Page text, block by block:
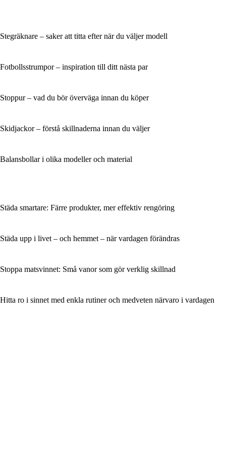
Stegräknare – saker att titta efter när du väljer modell
Fotbollsstrumpor – inspiration till ditt nästa par
Stoppur – vad du bör överväga innan du köper
Skidjackor – förstå skillnaderna innan du väljer
Balansbollar i olika modeller och material
Städa smartare: Färre produkter, mer effektiv rengöring
Städa upp i livet – och hemmet – när vardagen förändras
Stoppa matsvinnet: Små vanor som gör verklig skillnad
Hitta ro i sinnet med enkla rutiner och medveten närvaro i vardagen